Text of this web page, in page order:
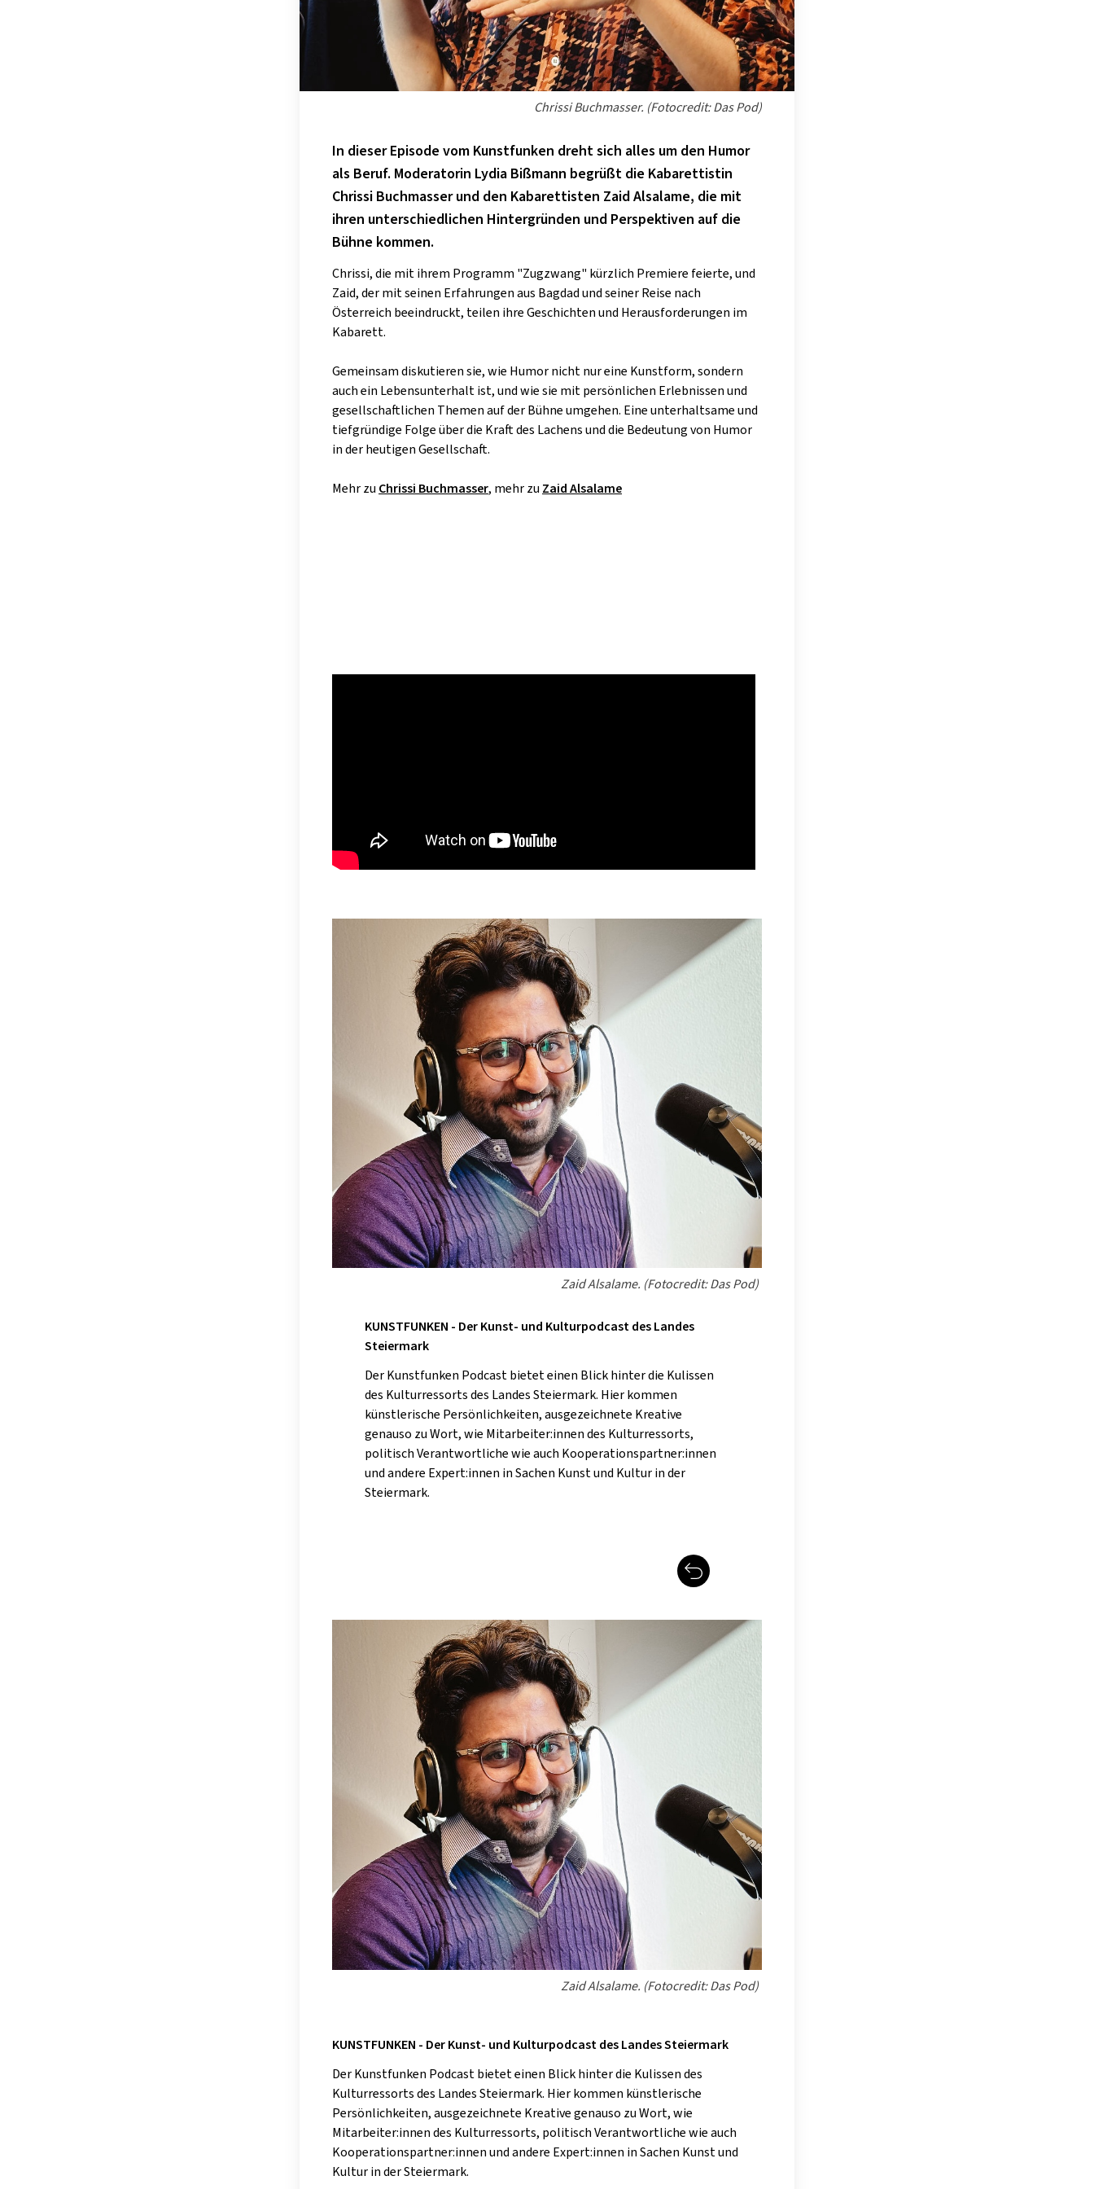
GOLD & PECH THEATER
Chrissi Buchmasser. (Fotocredit: Das Pod)
In dieser Episode vom Kunstfunken dreht sich alles um den Humor
als Beruf. Moderatorin Lydia Bißmann begrüßt die Kabarettistin
Chrissi Buchmasser und den Kabarettisten Zaid Alsalame, die mit
ihren unterschiedlichen Hintergründen und Perspektiven auf die
Bühne kommen.
Chrissi, die mit ihrem Programm "Zugzwang" kürzlich Premiere feierte, und
Zaid, der mit seinen Erfahrungen aus Bagdad und seiner Reise nach
Österreich beeindruckt, teilen ihre Geschichten und Herausforderungen im
Kabarett.
Gemeinsam diskutieren sie, wie Humor nicht nur eine Kunstform, sondern
auch ein Lebensunterhalt ist, und wie sie mit persönlichen Erlebnissen und
gesellschaftlichen Themen auf der Bühne umgehen. Eine unterhaltsame und
tiefgründige Folge über die Kraft des Lachens und die Bedeutung von Humor
in der heutigen Gesellschaft.
Mehr zu Chrissi Buchmasser, mehr zu Zaid Alsalame
Zaid Alsalame. (Fotocredit: Das Pod)
KUNSTFUNKEN - Der Kunst- und Kulturpodcast des Landes
Steiermark
Der Kunstfunken Podcast bietet einen Blick hinter die Kulissen
des Kulturressorts des Landes Steiermark. Hier kommen
künstlerische Persönlichkeiten, ausgezeichnete Kreative
genauso zu Wort, wie Mitarbeiter:innen des Kulturressorts,
politisch Verantwortliche wie auch Kooperationspartner:innen
und andere Expert:innen in Sachen Kunst und Kultur in der
Steiermark.
Zaid Alsalame. (Fotocredit: Das Pod)
KUNSTFUNKEN - Der Kunst- und Kulturpodcast des Landes Steiermark
Der Kunstfunken Podcast bietet einen Blick hinter die Kulissendes
Kulturressorts des Landes Steiermark. Hier kommen künstlerische
Persönlichkeiten, ausgezeichnete Kreative genauso zu Wort, wie
Mitarbeiter:innen des Kulturressorts, politisch Verantwortliche wie auch
Kooperationspartner:innen und andere Expert:innen in Sachen Kunst und
Kultur in der Steiermark.